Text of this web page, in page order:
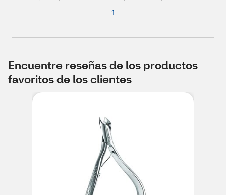
1
Encuentre reseñas de los productos
favoritos de los clientes